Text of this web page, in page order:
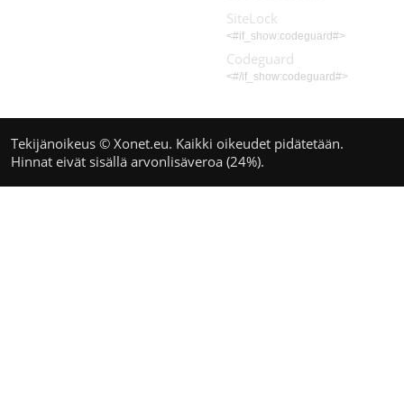
SiteLock
<#if_show:codeguard#>
Codeguard
<#/if_show:codeguard#>
Tekijänoikeus © Xonet.eu. Kaikki oikeudet pidätetään.
Hinnat eivät sisällä arvonlisäveroa (24%).